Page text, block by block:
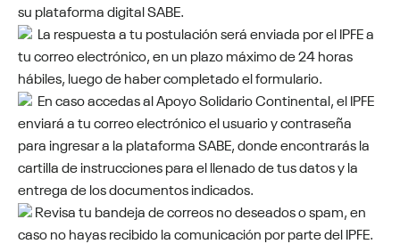
su plataforma digital SABE.
La respuesta a tu postulación será enviada por el IPFE a
tu correo electrónico, en un plazo máximo de 24 horas
hábiles, luego de haber completado el formulario.
En caso accedas al Apoyo Solidario Continental, el IPFE
enviará a tu correo electrónico el usuario y contraseña
para ingresar a la plataforma SABE, donde encontrarás la
cartilla de instrucciones para el llenado de tus datos y la
entrega de los documentos indicados.
Revisa tu bandeja de correos no deseados o spam, en
caso no hayas recibido la comunicación por parte del IPFE.